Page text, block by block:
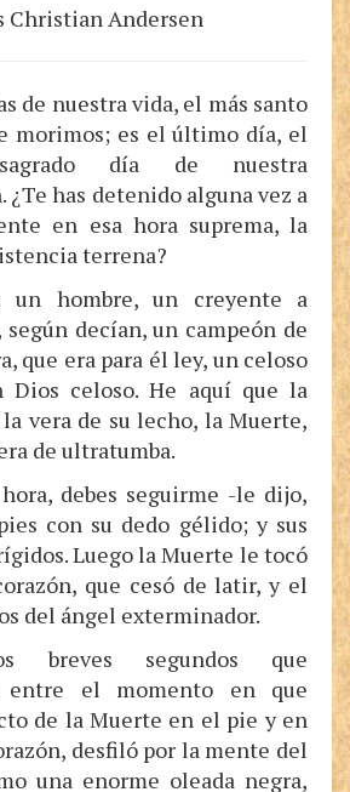
Christian Andersen
de nuestra vida, el más santo
morimos; es el último día, el
día de nuestra
has detenido alguna vez a
en esa hora suprema, la
terrena?
un hombre, un creyente a
decían, un campeón de
que era para él ley, un celoso
Dios celoso. He aquí que la
vera de su lecho, la Muerte,
de ultratumba.
debes seguirme -le dijo,
con su dedo gélido; y sus
Luego la Muerte le tocó
que cesó de latir, y el
del ángel exterminador.
breves segundos que
entre el momento en que
de la Muerte en el pie y en
desfiló por la mente del
una enorme oleada negra,